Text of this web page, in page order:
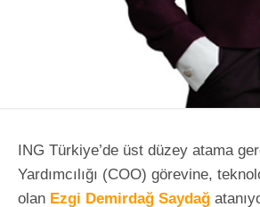
ING Türkiye’de üst düzey atama
Yardımcılığı (COO) görevine,
olan Ezgi Demirdağ Saydağ